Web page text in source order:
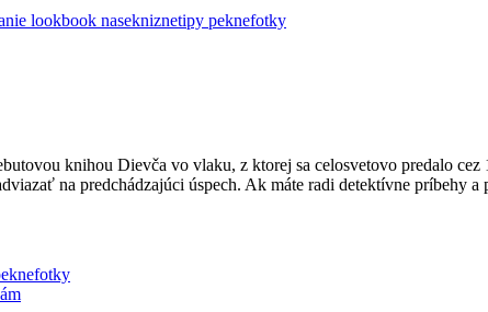
lookbook nasekniznetipy peknefotky
knihou Dievča vo vlaku, z ktorej sa celosvetovo predalo
na predchádzajúci úspech. Ak máte radi detektívne príbehy